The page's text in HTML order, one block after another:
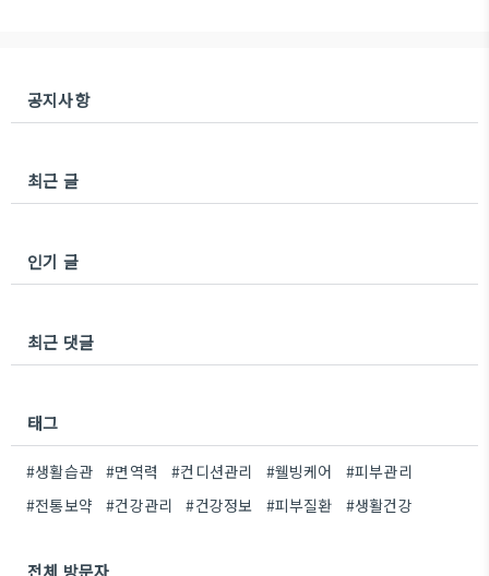
현재 생활 습관을 점검하는 데 도움이 될 수 있으며, 일
상 속에서 확인할 수 있는 기준도 함께 정리해보겠습
공지사항
최근 글
인기 글
최근 댓글
태그
#생활습관 #면역력 #컨디션관리 #웰빙케어
#피부관리
#전통보약
#건강관리 #건강정보 #피부질환 #생활건강